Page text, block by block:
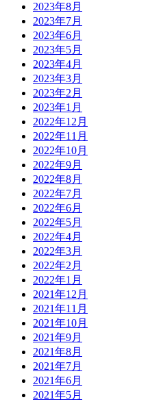
2023年8月
2023年7月
2023年6月
2023年5月
2023年4月
2023年3月
2023年2月
2023年1月
2022年12月
2022年11月
2022年10月
2022年9月
2022年8月
2022年7月
2022年6月
2022年5月
2022年4月
2022年3月
2022年2月
2022年1月
2021年12月
2021年11月
2021年10月
2021年9月
2021年8月
2021年7月
2021年6月
2021年5月